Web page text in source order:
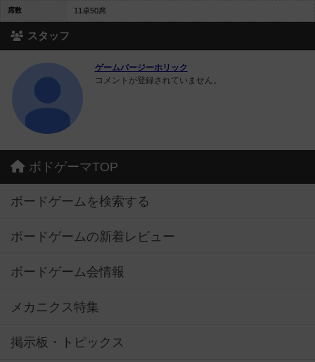
席数 11卓50席
スタッフ
ゲームバージーホリック
コメントが登録されていません。
ボドゲーマTOP
ボードゲームを検索する
ボードゲームの新着レビュー
ボードゲーム会情報
メカニクス特集
掲示板・トピックス